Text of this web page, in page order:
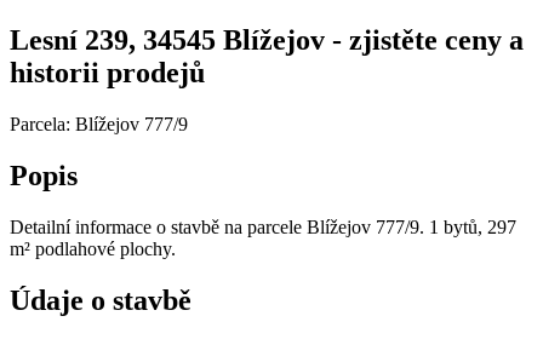
Lesní 239, 34545 Blížejov - zjistěte ceny a
historii prodejů
Parcela: Blížejov 777/9
Popis
Detailní informace o stavbě na parcele Blížejov 777/9. 1 bytů, 297
m² podlahové plochy.
Údaje o stavbě